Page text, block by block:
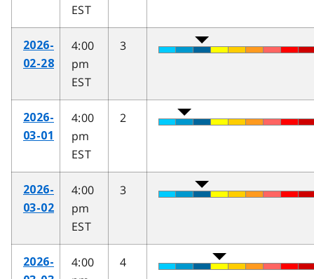
EST
2026-
02-28
4:00
pm
EST
3
2026-
03-01
4:00
pm
EST
2
2026-
03-02
4:00
pm
EST
3
2026-
4:00
4